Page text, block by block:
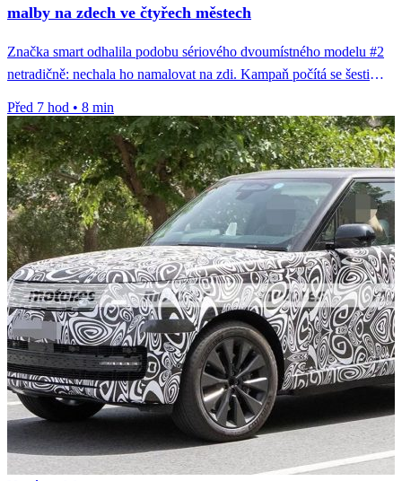
malby na zdech ve čtyřech městech
Značka smart odhalila podobu sériového dvoumístného modelu #2
netradičně: nechala ho namalovat na zdi. Kampaň počítá se šesti
Před 7 hod • 8 min